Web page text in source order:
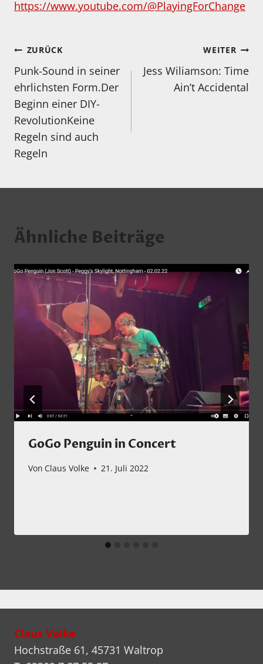
https://www.youtube.com/@PlayingForChange
Beitragsnavigation
ZURÜCK
Punk-Sound in seiner
ehrlichsten Form.Der
Beginn einer DIY-
RevolutionKeine
Regeln sind auch
Regeln
WEITER
Jess Wiliamson: Time
Ain’t Accidental
Ähnliche Beiträge
GoGo Penguin in Concert
Von Claus Volke 21. Juli 2022
Claus Volke
Hochstraße 61, 45731 Waltrop